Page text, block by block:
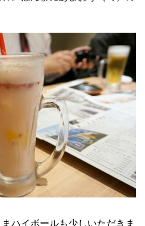
ハイボールも少しいただきま